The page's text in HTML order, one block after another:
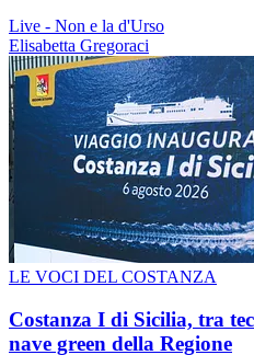
Live - Non e la d'Urso
Elisabetta Gregoraci
LE VOCI DEL COSTANZA
Costanza I di Sicilia, tra
nave green della Regione